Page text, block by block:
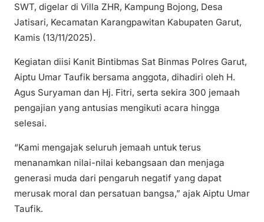
SWT, digelar di Villa ZHR, Kampung Bojong, Desa
Jatisari, Kecamatan Karangpawitan Kabupaten Garut,
Kamis (13/11/2025).
Kegiatan diisi Kanit Bintibmas Sat Binmas Polres Garut,
Aiptu Umar Taufik bersama anggota, dihadiri oleh H.
Agus Suryaman dan Hj. Fitri, serta sekira 300 jemaah
pengajian yang antusias mengikuti acara hingga
selesai.
“Kami mengajak seluruh jemaah untuk terus
menanamkan nilai-nilai kebangsaan dan menjaga
generasi muda dari pengaruh negatif yang dapat
merusak moral dan persatuan bangsa,” ajak Aiptu Umar
Taufik.